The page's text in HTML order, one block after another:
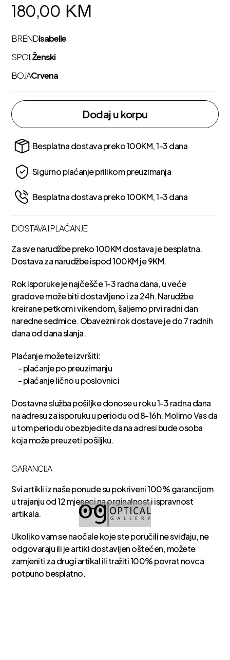
180,00 KM
BRENDIsabelle
SPOLŽenski
BOJACrvena
Dodaj u korpu
Besplatna dostava preko 100KM, 1-3 dana
Sigurno plaćanje prilikom preuzimanja
Besplatna dostava preko 100KM, 1-3 dana
DOSTAVA I PLAĆANJE
Za sve narudžbe preko 100KM dostava je besplatna.
Dostava za narudžbe ispod 100KM je 9KM.
Rok isporuke je najčešče 1-3 radna dana, u veće
gradove može biti dostavljeno i za 24h. Narudžbe
kreirane petkom i vikendom, šaljemo prvi radni dan
naredne sedmice. Obavezni rok dostave je do 7 radnih
dana od dana slanja.
Plaćanje možete izvršiti:
- plaćanje po preuzimanju
- plaćanje lično u poslovnici
Dostavna služba pošiljke donose u roku 1-3 radna dana
na adresu za isporuku u periodu od 8-16h. Molimo Vas da
u tom periodu obezbjedite da na adresi bude osoba
koja može preuzeti pošiljku.
GARANCIJA
Svi artikli iz naše ponude su pokriveni 100% garancijom
u trajanju od 12 mjeseci na orginalnost i ispravnost
artikala.
Ukoliko vam se naočale koje ste poručili ne sviđaju, ne
odgovaraju ili je artikl dostavljen oštećen, možete
zamjeniti za drugi artikal ili tražiti 100% povrat novca
potpuno besplatno.